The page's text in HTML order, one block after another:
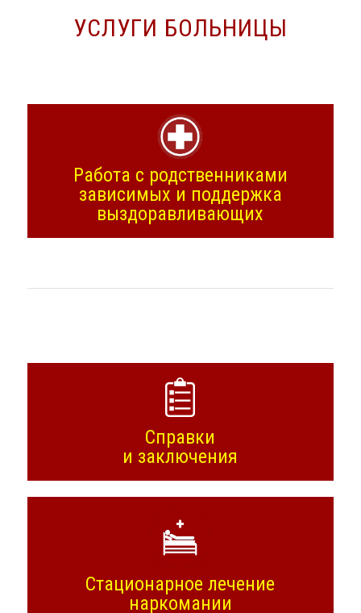
УСЛУГИ БОЛЬНИЦЫ
Работа с родственниками
зависимых и поддержка
выздоравливающих
Справки
и заключения
Стационарное лечение
наркомании